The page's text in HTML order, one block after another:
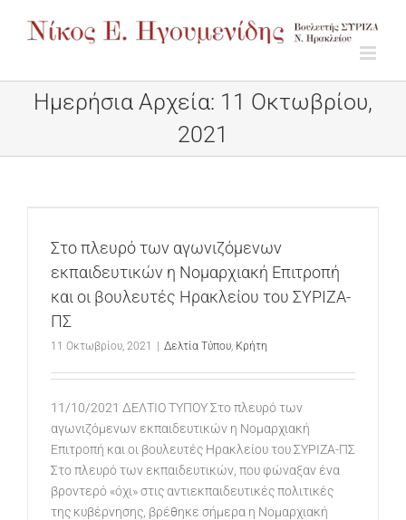
Ημερήσια Αρχεία: 11 Οκτωβρίου,
2021
Στο πλευρό των αγωνιζόμενων
εκπαιδευτικών η Νομαρχιακή Επιτροπή
και οι βουλευτές Ηρακλείου του ΣΥΡΙΖΑ-
ΠΣ
11 Οκτωβρίου, 2021 | Δελτία Τύπου, Κρήτη
11/10/2021 ΔΕΛΤΙΟ ΤΥΠΟΥ Στο πλευρό των
αγωνιζόμενων εκπαιδευτικών η Νομαρχιακή
Επιτροπή και οι βουλευτές Ηρακλείου του ΣΥΡΙΖΑ-ΠΣ
Στο πλευρό των εκπαιδευτικών, που φώναξαν ένα
βροντερό «όχι» στις αντιεκπαιδευτικές πολιτικές
της κυβέρνησης, βρέθηκε σήμερα η Νομαρχιακή